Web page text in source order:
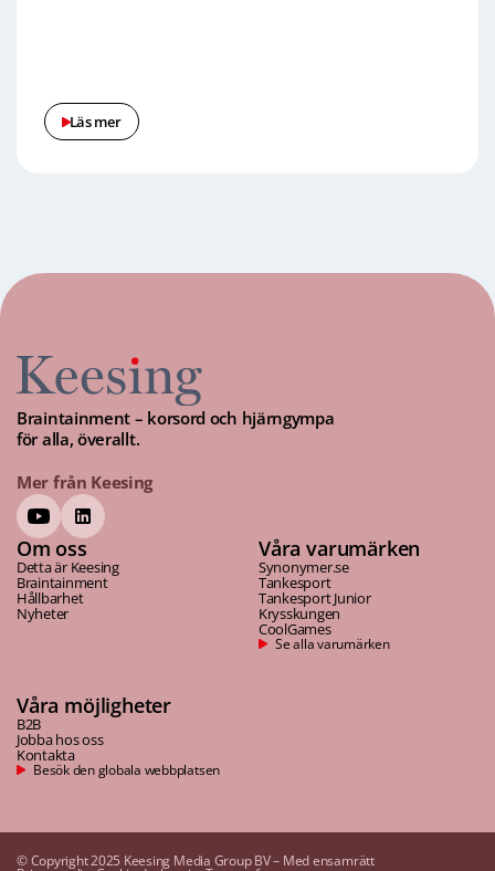
Läs mer
Braintainment – korsord och hjärngympa
för alla, överallt.
Mer från Keesing
Om oss
Detta är Keesing
Braintainment
Hållbarhet
Nyheter
Våra varumärken
Synonymer.se
Tankesport
Tankesport Junior
Krysskungen
CoolGames
Se alla varumärken
Våra möjligheter
B2B
Jobba hos oss
Kontakta
Besök den globala webbplatsen
© Copyright 2025 Keesing Media Group BV – Med ensamrätt